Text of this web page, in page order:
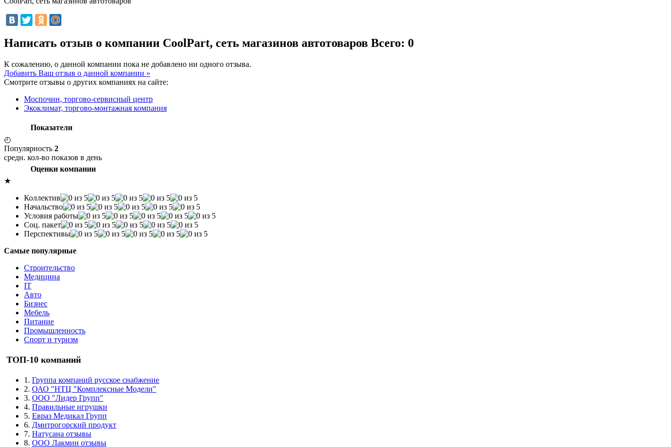
Написать отзыв о компании CoolPart, сеть магазинов автотоваров Всего: 0
К сожалению, о данной компании пока не добавлено ни одного отзыва.
Добавить Ваш отзыв о данной компании »
Смотрите отзывы о других компаниях на сайте:
Моспочин, торгово-сервисный центр
Экоклимат, торгово-монтажная компания
Показатели
◴
Популярность 2
средн. кол-во показов в день
Оценки компании
★
Коллектив
Начальство
Условия работы
Соц. пакет
Перспективы
Самые популярные
Строительство
Медицина
IT
Авто
Бизнес
Мебель
Питание
Промышленность
Спорт и туризм
ТОП-10 компаний
1. Группа компаний русское снабжение
2. ОАО "НТЦ "Комплексные Модели"
3. ООО "Лидер Групп"
4. Правильные игрушки
5. Евраз Медикал Групп
6. Дмитрогорский продукт
7. Натусана отзывы
8. ООО Лакмин отзывы